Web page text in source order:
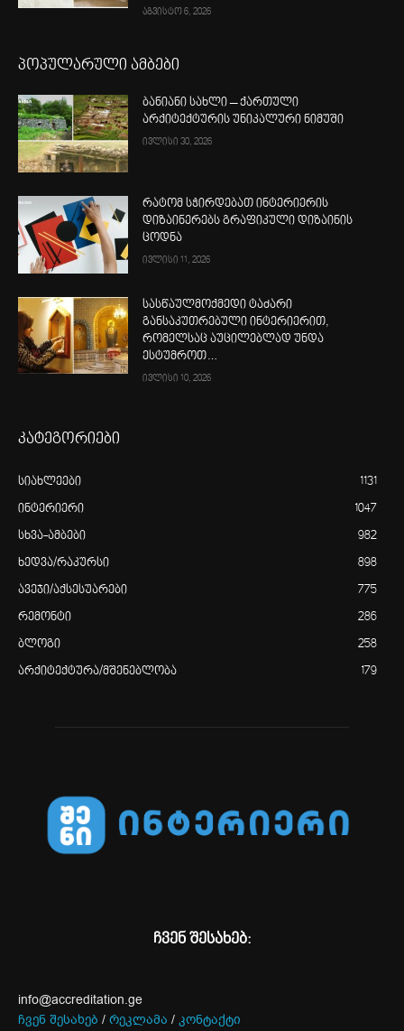
აგვისტო 6, 2026
პოპულარული ამბები
ბანიანი სახლი – ქართული
არქიტექტურის უნიკალური ნიმუში
ივლისი 30, 2026
რატომ სჭირდებათ ინტერიერის
დიზაინერებს გრაფიკული დიზაინის
ცოდნა
ივლისი 11, 2026
სასწაულმოქმედი ტაძარი
განსაკუთრებული ინტერიერით,
რომელსაც აუცილებლად უნდა
ესტუმროთ…
ივლისი 10, 2026
კატეგორიები
სიახლეები 1131
ინტერიერი 1047
სხვა-ამბები 982
ხედვა/რაკურსი 898
ავეჯი/აქსესუარები 775
რემონტი 286
ბლოგი 258
არქიტექტურა/მშენებლობა 179
ჩვენ შესახებ:
info@accreditation.ge
ჩვენ შესახებ / რეკლამა / კონტაქტი